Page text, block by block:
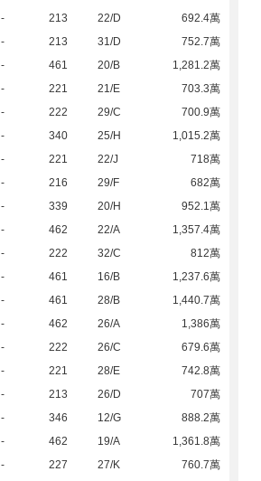
- 213 22/D
692.4萬
- 213 31/D
752.7萬
- 461 20/B
1,281.2萬
- 221 21/E
703.3萬
- 222 29/C
700.9萬
- 340 25/H
1,015.2萬
- 221 22/J
718萬
- 216 29/F
682萬
- 339 20/H
952.1萬
- 462 22/A
1,357.4萬
- 222 32/C
812萬
- 461 16/B
1,237.6萬
- 461 28/B
1,440.7萬
- 462 26/A
1,386萬
- 222 26/C
679.6萬
- 221 28/E
742.8萬
- 213 26/D
707萬
- 346 12/G
888.2萬
- 462 19/A
1,361.8萬
- 227 27/K
760.7萬